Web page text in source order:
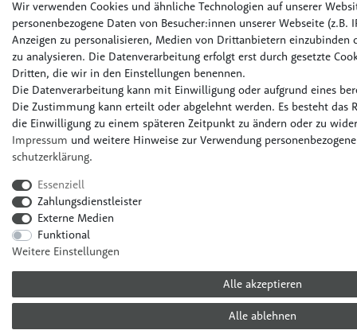
Wir verwenden Cookies und ähnliche Technologien auf unserer
personenbezogene Daten von Besucher:innen unserer Webseite (z.B.
Anzeigen zu personalisieren, Medien von Drittanbietern einzubinden
zu analysieren. Die Datenverarbeitung erfolgt erst durch gesetzte
Dritten, die wir in den Einstellungen benennen.
Die Datenverarbeitung kann mit Einwilligung oder aufgrund eines
Die Zustimmung kann erteilt oder abgelehnt werden. Es besteht das
die Einwilligung zu einem späteren Zeitpunkt zu ändern oder zu
Impressum und weitere Hinweise zur Verwendung
schutz­erklärung.
Essenziell
Zahlungsdienstleister
Externe Medien
Funktional
Weitere Einstellungen
Alle akzeptieren
Alle ablehnen